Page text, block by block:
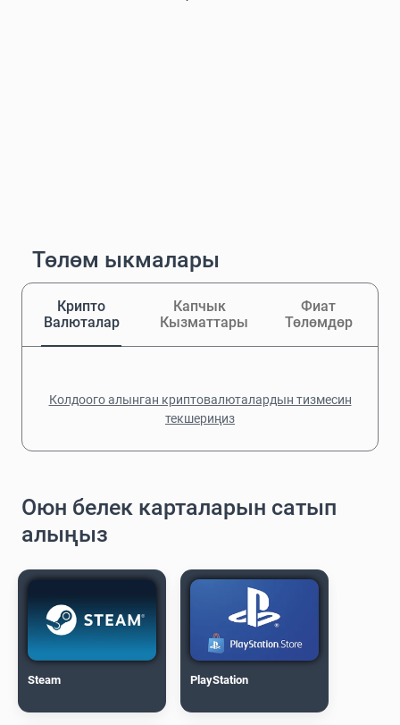
Төлөм ыкмалары
Крипто
Валюталар
Капчык
Кызматтары
Фиат
Төлөмдөр
Колдоого алынган криптовалюталардын тизмесин
текшериңиз
Оюн белек карталарын сатып
алыңыз
Steam PlayStation